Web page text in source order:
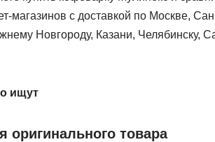
магазинов с доставкой по Москве,
Новгороду, Казани, Челябинску,
ищут
оригинального товара